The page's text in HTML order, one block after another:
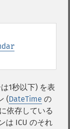
1秒以下) を表
(DateTime の
依存している
は ICU のそれ